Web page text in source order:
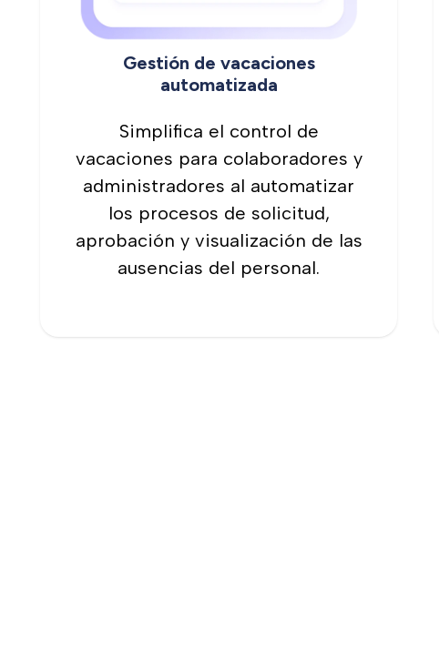
Gestión de vacaciones
automatizada
Simplifica el control de
vacaciones para colaboradores y
administradores al automatizar
los procesos de solicitud,
aprobación y visualización de las
ausencias del personal.